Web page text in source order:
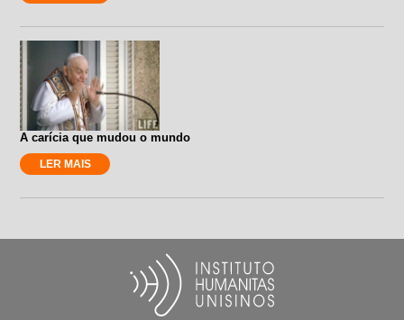
A carícia que mudou o mundo
LER MAIS